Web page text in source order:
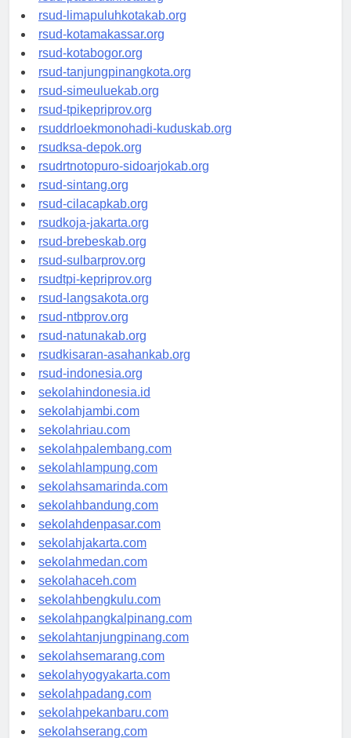
rsud-pasuruankota.org
rsud-limapuluhkotakab.org
rsud-kotamakassar.org
rsud-kotabogor.org
rsud-tanjungpinangkota.org
rsud-simeuluekab.org
rsud-tpikepriprov.org
rsuddrloekmonohadi-kuduskab.org
rsudksa-depok.org
rsudrtnotopuro-sidoarjokab.org
rsud-sintang.org
rsud-cilacapkab.org
rsudkoja-jakarta.org
rsud-brebeskab.org
rsud-sulbarprov.org
rsudtpi-kepriprov.org
rsud-langsakota.org
rsud-ntbprov.org
rsud-natunakab.org
rsudkisaran-asahankab.org
rsud-indonesia.org
sekolahindonesia.id
sekolahjambi.com
sekolahriau.com
sekolahpalembang.com
sekolahlampung.com
sekolahsamarinda.com
sekolahbandung.com
sekolahdenpasar.com
sekolahjakarta.com
sekolahmedan.com
sekolahaceh.com
sekolahbengkulu.com
sekolahpangkalpinang.com
sekolahtanjungpinang.com
sekolahsemarang.com
sekolahyogyakarta.com
sekolahpadang.com
sekolahpekanbaru.com